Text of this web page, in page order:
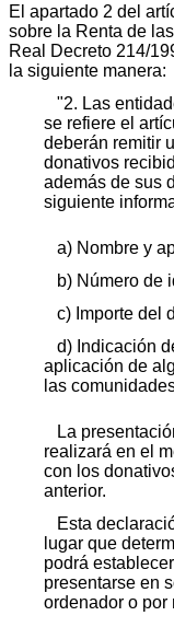
El apartado 2 del
sobre la Renta de
Real Decreto 214/
la siguiente manera:
"2. Las
se refiere el
deberán remitir
donativos
además de sus
siguiente
a) Nombre y
b) Número de
c) Importe del
d) Indicación
aplicación de
las
La
realizará en el
con los
anterior.
Esta
lugar que
podrá
presentarse en
ordenador o por